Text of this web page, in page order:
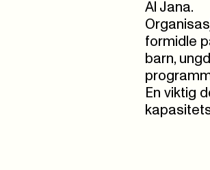
Al Jana.
formidle
barn,
En viktig